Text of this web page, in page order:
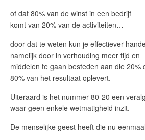
of dat 80% van de winst in een bedrijf
komt van 20% van de activiteiten…
door dat te weten kun je effectiever
namelijk door in verhouding meer tijd en
middelen te gaan besteden aan die 20%
80% van het resultaat oplevert.
Uiteraard is het nummer 80-20 een
waar geen enkele wetmatigheid inzit.
De menselijke geest heeft die nu